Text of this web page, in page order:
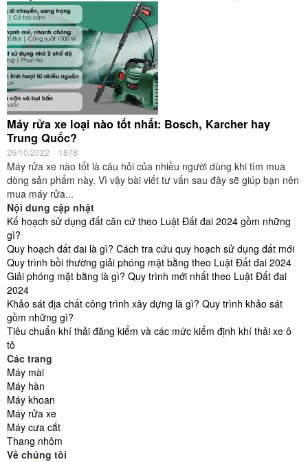
Máy rửa xe loại nào tốt nhất: Bosch, Karcher hay
Trung Quốc?
26/10/2022 1878
Máy rửa xe nào tốt là câu hỏi của nhiều người dùng khi tìm mua
dòng sản phẩm này. Vì vậy bài viết tư vấn sau đây sẽ giúp bạn nên
mua máy rửa...
Nội dung cập nhật
Kế hoạch sử dụng đất căn cứ theo Luật Đất đai 2024 gồm những
gì?
Quy hoạch đất đai là gì? Cách tra cứu quy hoạch sử dụng đất mới
Quy trình bồi thường giải phóng mặt bằng theo Luật Đất đai 2024
Giải phóng mặt bằng là gì? Quy trình mới nhất theo Luật Đất đai
2024
Khảo sát địa chất công trình xây dựng là gì? Quy trình khảo sát
gồm những gì?
Tiêu chuẩn khí thải đăng kiểm và các mức kiểm định khí thải xe ô
tô
Các trang
Máy mài
Máy hàn
Máy khoan
Máy rửa xe
Máy cưa cắt
Thang nhôm
Về chúng tôi